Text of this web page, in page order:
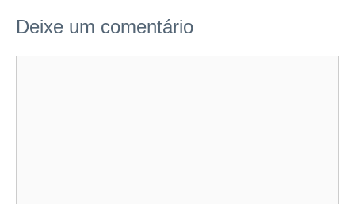
Deixe um comentário